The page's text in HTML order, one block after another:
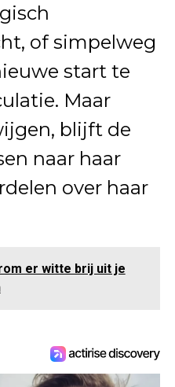
of simpelweg
start te
Maar
blijft de
naar haar
over haar
er witte brij uit je